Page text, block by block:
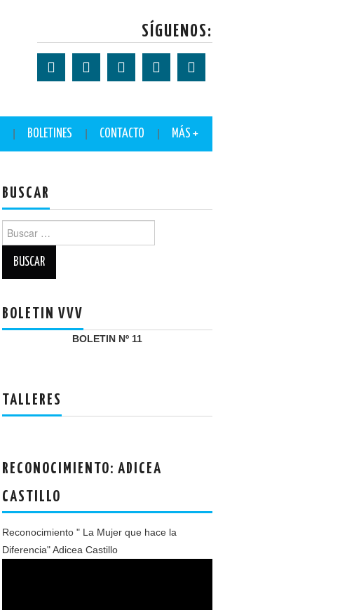
SÍGUENOS:
BOLETINES CONTACTO MÁS +
BUSCAR
Buscar:
BOLETIN VVV
BOLETIN Nº 11
TALLERES
RECONOCIMIENTO: ADICEA
CASTILLO
Reconocimiento " La Mujer que hace la
Diferencia" Adicea Castillo